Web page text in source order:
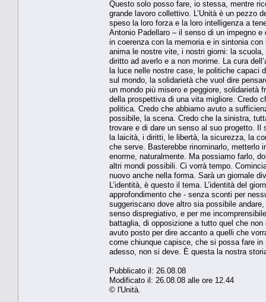
Questo solo posso fare, io stessa, mentre
grande lavoro collettivo. L’Unità è un pezzo
speso la loro forza e la loro intelligenza a
Antonio Padellaro – il senso di un impegno
in coerenza con la memoria e in sintonia
anima le nostre vite, i nostri giorni: la scuola,
diritto ad averlo e a non morirne. La cura
la luce nelle nostre case, le politiche capaci
sul mondo, la solidarietà che vuol dire
un mondo più misero e peggiore, solidarietà
della prospettiva di una vita migliore. Credo
politica. Credo che abbiamo avuto a
possibile, la scena. Credo che la sinistra,
trovare e di dare un senso al suo progetto.
la laicità, i diritti, le libertà, la sicurezza, la
che serve. Basterebbe rinominarlo, metterlo
enorme, naturalmente. Ma possiamo farlo,
altri mondi possibili. Ci vorrà tempo.
nuovo anche nella forma. Sarà un giornale
L’identità, è questo il tema. L’identità del
approfondimento che - senza sconti per
suggeriscano dove altro sia possibile
senso dispregiativo, e per me
battaglia, di opposizione a tutto quel che
avuto posto per dire accanto a quelli che
come chiunque capisce, che si possa fare
adesso, non si deve. È questa la nostra
Pubblicato il: 26.08.08
Modificato il: 26.08.08 alle ore 12.44
© l'Unità.